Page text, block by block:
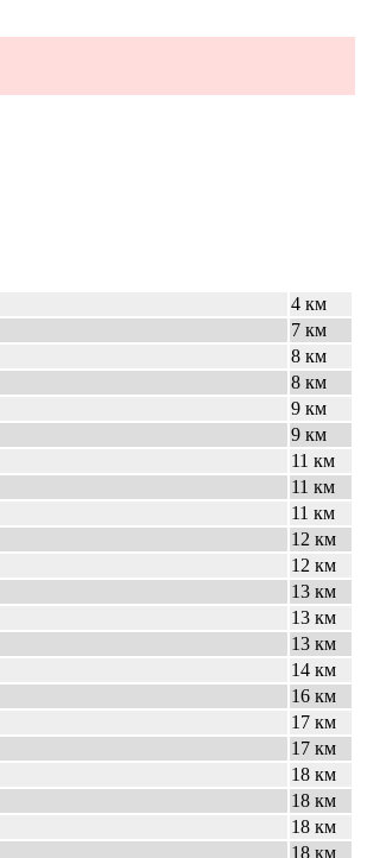
4 км
7 км
8 км
8 км
9 км
9 км
11 км
11 км
11 км
12 км
12 км
13 км
13 км
13 км
14 км
16 км
17 км
17 км
18 км
18 км
18 км
18 км